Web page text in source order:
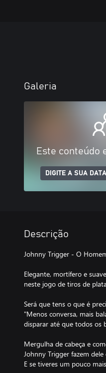
Galeria
Este conteúdo
DIGITE A SUA
Descrição
Johnny Trigger - O
Elegante, mortífero e
neste jogo de tiros de
Será que tens o que é
"Menos conversa, mais
disparar até que todos os
Mergulha de cabeça e
Johnny Trigger fazem
E se tiveres um pouco